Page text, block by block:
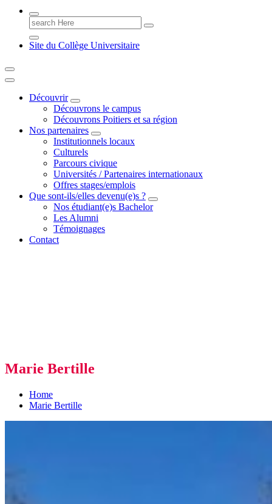
Poitiers presente !
Search
for:
Site du Collège Universitaire
Découvrir
Découvrons le campus
Découvrons Poitiers et sa région
Nos partenaires
Institutionnels locaux
Culturels
Parcours civique
Universités / Partenaires internationaux
Offres stages/emplois
Que sont-ils/elles devenu(e)s ?
Nos étudiant(e)s Bachelor
Les Alumni
Témoignages
Contact
Marie Bertille
Home
Marie Bertille